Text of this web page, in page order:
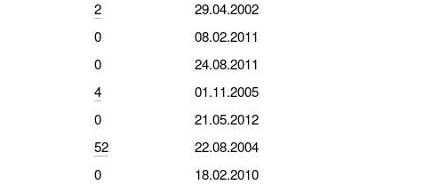
2
29.04.2002
0
08.02.2011
0
24.08.2011
4
01.11.2005
0
21.05.2012
52
22.08.2004
0
18.02.2010